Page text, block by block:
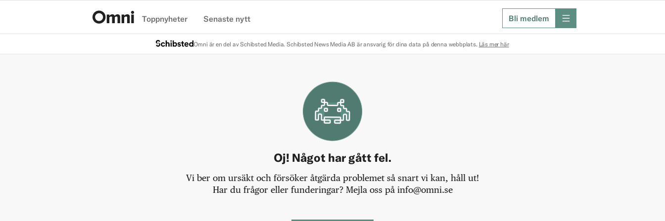
Toppnyheter Senaste nytt Bli medlem meny
Omni är en del av Schibsted Media. Schibsted News Media AB är ansvarig för dina data på denna webbplats. Läs mer här
Oj! Något har gått fel.
Vi ber om ursäkt och försöker åtgärda problemet så snart vi kan, håll ut!
Har du frågor eller funderingar? Mejla oss på info@omni.se